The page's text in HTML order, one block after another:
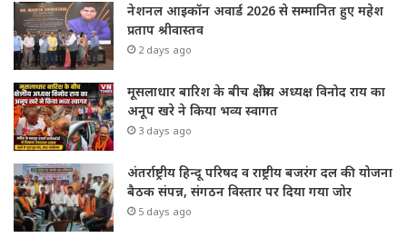
नेशनल आइकॉन अवार्ड 2026 से सम्मानित हुए महेश
प्रताप श्रीवास्तव
2 days ago
मूसलाधार बारिश के बीच क्षेत्रीय अध्यक्ष विनोद राय का
अनूप खरे ने किया भव्य स्वागत
3 days ago
अंतर्राष्ट्रीय हिन्दू परिषद व राष्ट्रीय बजरंग दल की योजना
बैठक संपन्न, संगठन विस्तार पर दिया गया जोर
5 days ago